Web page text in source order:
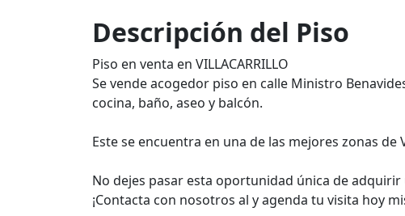
Descripción del Piso
Piso en venta en VILLACARRILLO
Se vende acogedor piso en calle Ministro
cocina, baño, aseo y balcón.
Este se encuentra en una de las mejores zonas de
No dejes pasar esta oportunidad única de
¡Contacta con nosotros al y agenda tu visita hoy